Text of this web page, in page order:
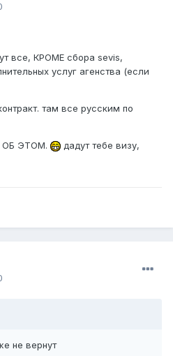
все, КРОМЕ сбора sevis,
услуг агенства (если
там все русским по
ОБ ЭТОМ.
дадут тебе визу,
не вернут